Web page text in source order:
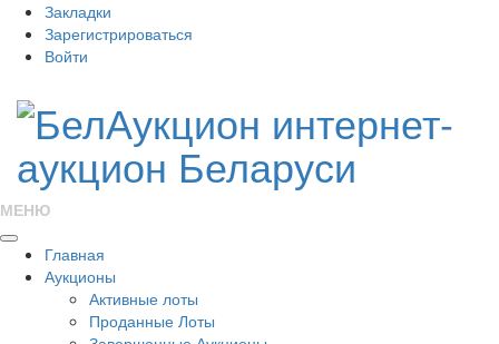
Закладки
Зарегистрироваться
Войти
МЕНЮ
Главная
Аукционы
Активные лоты
Проданные Лоты